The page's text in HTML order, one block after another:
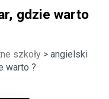
gdzie warto
szkoły > angielski
warto ?